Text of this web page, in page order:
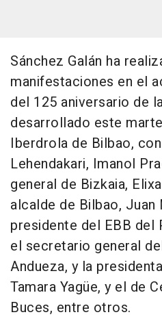
Sánchez Galán ha
manifestaciones en el
del 125 aniversario de
desarrollado este
Iberdrola de Bilbao,
Lehendakari, Imanol
general de Bizkaia,
alcalde de Bilbao, Juan
presidente del EBB del
el secretario general
Andueza, y la
Tamara Yagüe, y el de
Buces, entre otros.